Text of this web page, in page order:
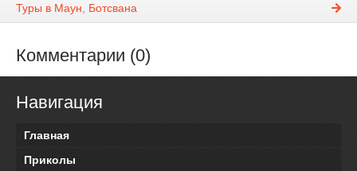
Туры в Маун, Ботсвана
Комментарии (0)
Навигация
Главная
Приколы